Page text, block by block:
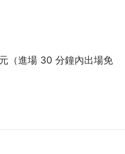
（進場 30 分鐘內出場免